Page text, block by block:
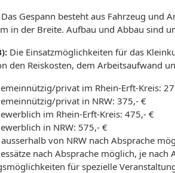
Das Gespann besteht aus Fahrzeug und
in der Breite. Aufbau und Abbau sind
Die Einsatzmöglichkeiten für das
den Reiskosten, dem Arbeitsaufwand
privat im Rhein-Erft-Kreis:
privat in NRW: 375,- €
im Rhein-Erft-Kreis: 475,- €
in NRW: 575,- €
von NRW nach Absprache
nach Absprache möglich, je nach
für spezielle